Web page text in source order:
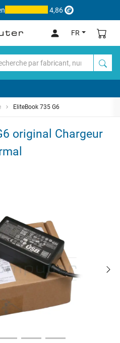
4,86
FR
EliteBook 735 G6
original Chargeur